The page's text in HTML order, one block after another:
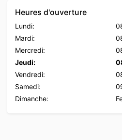
Heures d'ouverture
Lundi:
Mardi:
Mercredi:
Jeudi:
Vendredi:
Samedi:
Dimanche: